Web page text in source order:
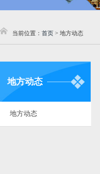
当前位置： 首页 > 地方动态
地方动态
地方动态